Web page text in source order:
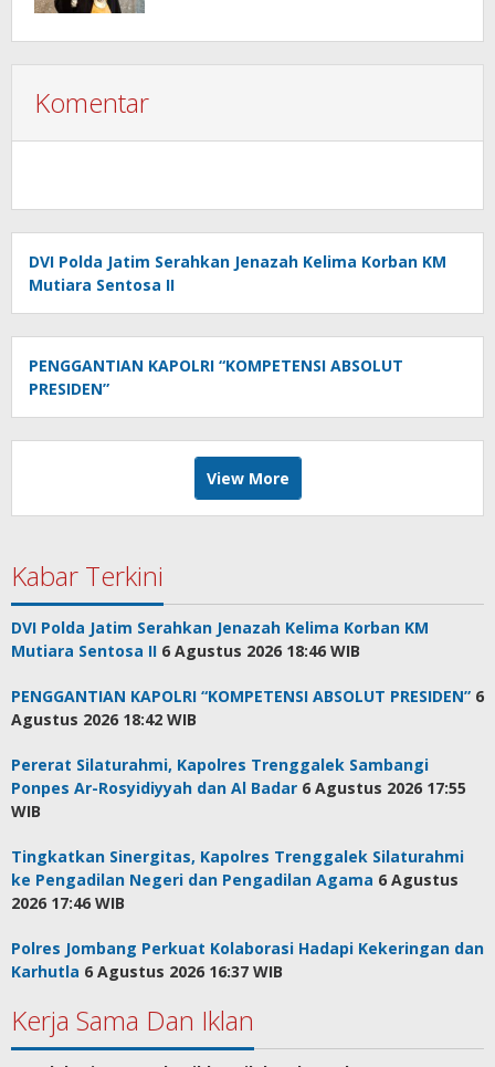
Komentar
DVI Polda Jatim Serahkan Jenazah Kelima Korban KM
Mutiara Sentosa II
PENGGANTIAN KAPOLRI “KOMPETENSI ABSOLUT
PRESIDEN”
View More
Kabar Terkini
DVI Polda Jatim Serahkan Jenazah Kelima Korban KM
Mutiara Sentosa II 6 Agustus 2026 18:46 WIB
PENGGANTIAN KAPOLRI “KOMPETENSI ABSOLUT PRESIDEN” 6
Agustus 2026 18:42 WIB
Pererat Silaturahmi, Kapolres Trenggalek Sambangi
Ponpes Ar-Rosyidiyyah dan Al Badar 6 Agustus 2026 17:55
WIB
Tingkatkan Sinergitas, Kapolres Trenggalek Silaturahmi
ke Pengadilan Negeri dan Pengadilan Agama 6 Agustus
2026 17:46 WIB
Polres Jombang Perkuat Kolaborasi Hadapi Kekeringan dan
Karhutla 6 Agustus 2026 16:37 WIB
Kerja Sama Dan Iklan